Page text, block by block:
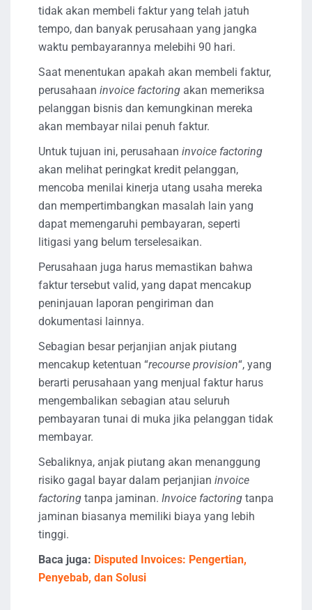
tidak akan membeli faktur yang telah jatuh
tempo, dan banyak perusahaan yang jangka
waktu pembayarannya melebihi 90 hari.
Saat menentukan apakah akan membeli faktur,
perusahaan invoice factoring akan memeriksa
pelanggan bisnis dan kemungkinan mereka
akan membayar nilai penuh faktur.
Untuk tujuan ini, perusahaan invoice factoring
akan melihat peringkat kredit pelanggan,
mencoba menilai kinerja utang usaha mereka
dan mempertimbangkan masalah lain yang
dapat memengaruhi pembayaran, seperti
litigasi yang belum terselesaikan.
Perusahaan juga harus memastikan bahwa
faktur tersebut valid, yang dapat mencakup
peninjauan laporan pengiriman dan
dokumentasi lainnya.
Sebagian besar perjanjian anjak piutang
mencakup ketentuan “recourse provision“, yang
berarti perusahaan yang menjual faktur harus
mengembalikan sebagian atau seluruh
pembayaran tunai di muka jika pelanggan tidak
membayar.
Sebaliknya, anjak piutang akan menanggung
risiko gagal bayar dalam perjanjian invoice
factoring tanpa jaminan. Invoice factoring tanpa
jaminan biasanya memiliki biaya yang lebih
tinggi.
Baca juga: Disputed Invoices: Pengertian,
Penyebab, dan Solusi